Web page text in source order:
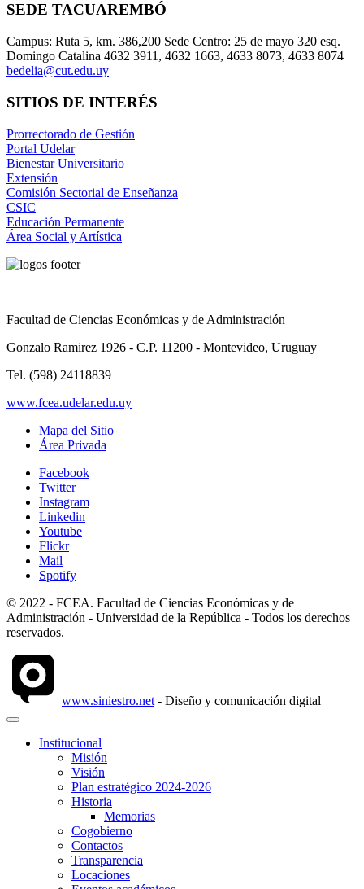
SEDE TACUAREMBÓ
Campus: Ruta 5, km. 386,200 Sede Centro: 25 de mayo 320 esq.
Domingo Catalina 4632 3911, 4632 1663, 4633 8073, 4633 8074
bedelia@cut.edu.uy
SITIOS DE INTERÉS
Prorrectorado de Gestión
Portal Udelar
Bienestar Universitario
Extensión
Comisión Sectorial de Enseñanza
CSIC
Educación Permanente
Área Social y Artística
Facultad de Ciencias Económicas y de Administración
Gonzalo Ramirez 1926 - C.P. 11200 - Montevideo, Uruguay
Tel. (598) 24118839
www.fcea.udelar.edu.uy
Mapa del Sitio
Área Privada
Facebook
Twitter
Instagram
Linkedin
Youtube
Flickr
Mail
Spotify
© 2022 - FCEA. Facultad de Ciencias Económicas y de
Administración - Universidad de la República - Todos los derechos
reservados.
www.siniestro.net - Diseño y comunicación digital
Institucional
Misión
Visión
Plan estratégico 2024-2026
Historia
Memorias
Cogobierno
Contactos
Transparencia
Locaciones